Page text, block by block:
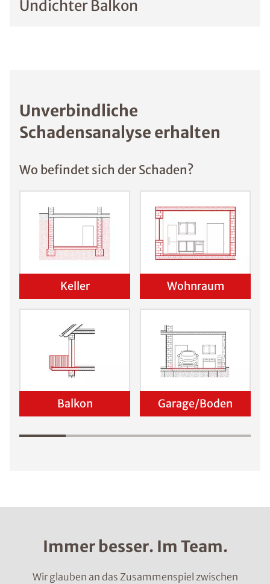
Undichter Balkon
Unverbindliche
Schadensanalyse erhalten
Wo befindet sich der Schaden?
Keller Wohnraum
Balkon Garage/Boden
Immer besser. Im Team.
Wir glauben an das Zusammenspiel zwischen